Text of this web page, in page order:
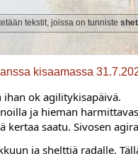
tekstit, joissa on tunniste
kisaamassa
ja hieman
kertaa saatu. Sivosen
ja shelttiä radalle.